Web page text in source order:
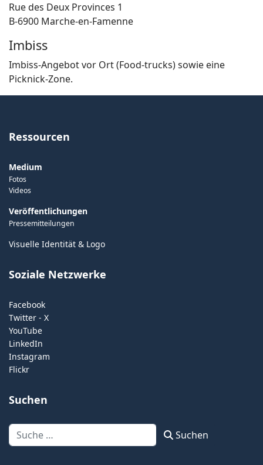
Rue des Deux Provinces 1
B-6900 Marche-en-Famenne
Imbiss
Imbiss-Angebot vor Ort (Food-trucks) sowie eine
Picknick-Zone.
Ressourcen
Medium
Fotos
Videos
Veröffentlichungen
Pressemitteilungen
Visuelle Identität & Logo
Soziale Netzwerke
Facebook
Twitter - X
YouTube
LinkedIn
Instagram
Flickr
Suchen
Suchen Suchen